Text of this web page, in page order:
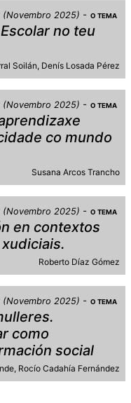
(Novembro 2025) O TEMA
no teu
Soilán Denís Losada Pérez
(Novembro 2025) O TEMA
co mundo
Susana Arcos Trancho
(Novembro 2025) O TEMA
en contextos
Roberto Díaz Gómez
(Novembro 2025) O TEMA
como
social
Rocío Cadahía Fernández